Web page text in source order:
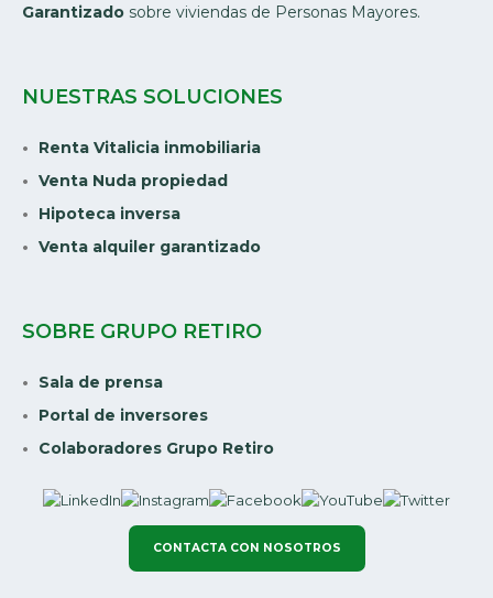
Garantizado sobre viviendas de Personas Mayores.
NUESTRAS SOLUCIONES
Renta Vitalicia inmobiliaria
Venta Nuda propiedad
Hipoteca inversa
Venta alquiler garantizado
SOBRE GRUPO RETIRO
Sala de prensa
Portal de inversores
Colaboradores Grupo Retiro
CONTACTA CON NOSOTROS